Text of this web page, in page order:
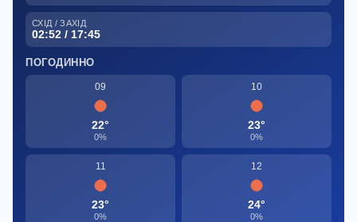
СХІД / ЗАХІД
02:52 / 17:45
ПОГОДИННО
09
22°
0%
10
23°
0%
11
23°
0%
12
24°
0%